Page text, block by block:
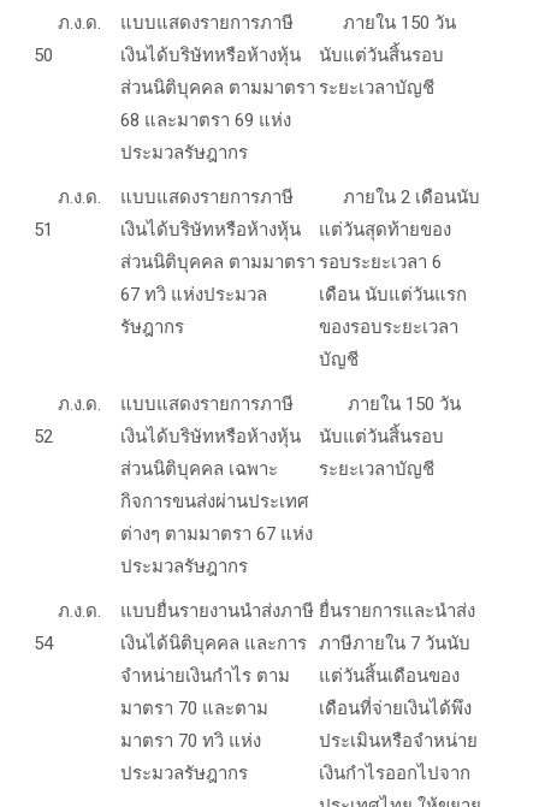
ภ.ง.ด.
50
แบบแสดงรายการภาษี
เงินได้บริษัทหรือห้างหุ้น
ส่วนนิติบุคคล ตามมาตรา
68 และมาตรา 69 แห่ง
ประมวลรัษฎากร
ภายใน 150 วัน
นับแต่วันสิ้นรอบ
ระยะเวลาบัญชี
ภ.ง.ด.
51
แบบแสดงรายการภาษี
เงินได้บริษัทหรือห้างหุ้น
ส่วนนิติบุคคล ตามมาตรา
67 ทวิ แห่งประมวล
รัษฎากร
ภายใน 2 เดือนนับ
แต่วันสุดท้ายของ
รอบระยะเวลา 6
เดือน นับแต่วันแรก
ของรอบระยะเวลา
บัญชี
ภ.ง.ด.
52
แบบแสดงรายการภาษี
เงินได้บริษัทหรือห้างหุ้น
ส่วนนิติบุคคล เฉพาะ
กิจการขนส่งผ่านประเทศ
ต่างๆ ตามมาตรา 67 แห่ง
ประมวลรัษฎากร
ภายใน 150 วัน
นับแต่วันสิ้นรอบ
ระยะเวลาบัญชี
ภ.ง.ด.
54
แบบยื่นรายงานนำส่งภาษี
เงินได้นิติบุคคล และการ
จำหน่ายเงินกำไร ตาม
มาตรา 70 และตาม
มาตรา 70 ทวิ แห่ง
ประมวลรัษฎากร
ยื่นรายการและนำส่ง
ภาษีภายใน 7 วันนับ
แต่วันสิ้นเดือนของ
เดือนที่จ่ายเงินได้พึง
ประเมินหรือจำหน่าย
เงินกำไรออกไปจาก